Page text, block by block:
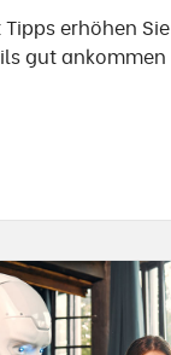
erhöhen
gut